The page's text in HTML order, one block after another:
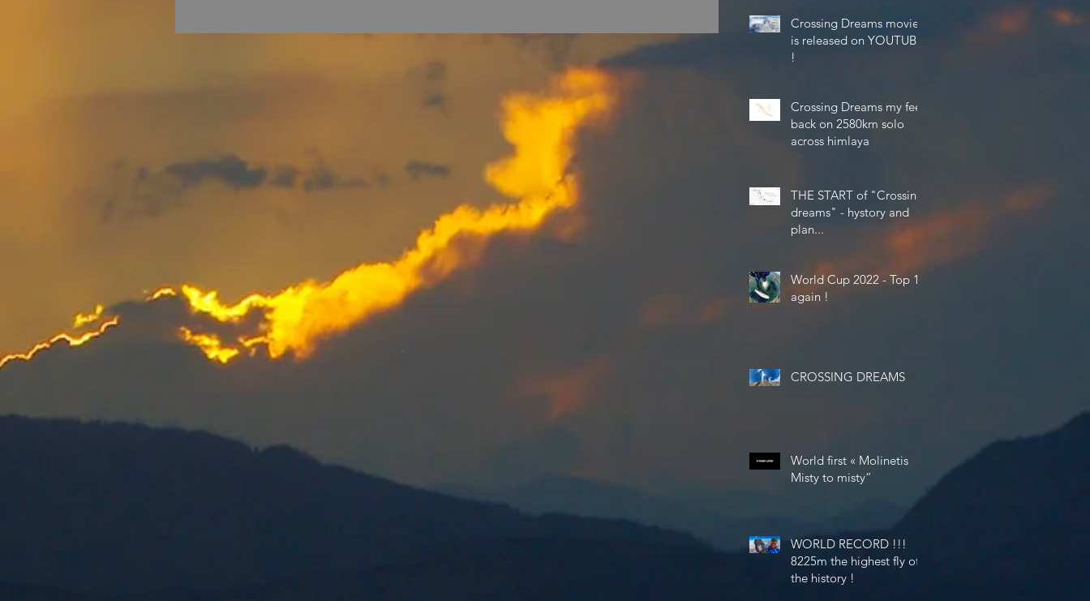
Crossing Dreams movie
is released on YOUTUBE
!
Crossing Dreams my feel
back on 2580km solo
across himlaya
THE START of "Crossing
dreams" - hystory and
plan...
World Cup 2022 - Top 10
again !
CROSSING DREAMS
World first « Molinetis
Misty to misty”
WORLD RECORD !!!
8225m the highest fly of
the history !